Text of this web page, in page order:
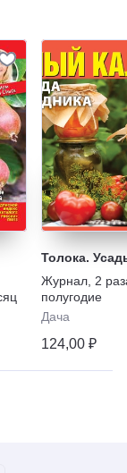
Толока.
Журнал 2
полугодие
Дача
124,00 ₽